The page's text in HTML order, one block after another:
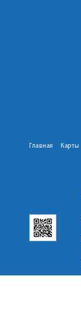
Главная Карты